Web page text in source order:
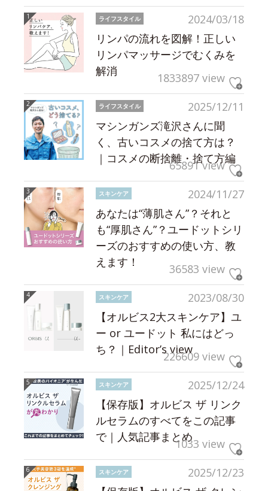
2024/03/18
ライフスタイル
リンパの流れを図解！正しい
リンパマッサージでむくみを
解消
1833897 view
2025/12/11
ライフスタイル
マシンガンズ滝沢さんに聞
く、古いコスメの捨て方は？
｜コスメの断捨離・捨て方編
65891 view
2024/11/27
スキンケア
あなたは“薄肌さん”？それと
も“厚肌さん”？ユードットシリ
ーズのおすすめの使い方、教
えます！
36583 view
2023/08/30
スキンケア
【オルビス2大スキンケア】ユ
ー or ユードット 私にはどっ
ち？｜Editor’s view226609 view
2025/12/24
スキンケア
【保存版】オルビス ザ リンク
ルセラムのすべてをこの記事
で｜人気記事まとめ1033 view
2025/12/23
スキンケア